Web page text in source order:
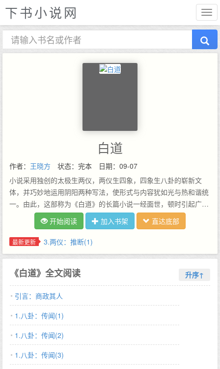
下书小说网
白道
作者： 王晓方 状态：完本
日期：09-07
小说采用独创的太极生两仪，两仪生四象，四象生八卦的崭新文
体，并巧妙地运用阴阳两种写法，使形式与内容犹如光与热和谐统
一。由此，这部称为《白道》的长篇小说一经面世，顿时引起广泛
关注，许多人都在书中找到了自己的影子。曾经叱咤仕途的作家郑
商更是惊骇地发现，小说中主人公的原型就是他自己。而他对作者
何许人竟然一无所知，这极大地诱发了他一探究竟的好奇心。为了
开始阅读 加入书架 直达底部
最新更新 3.两仪：推断(1)
《白道》全文阅读 升序↑
引言：商政其人
1.八卦：传闻(1)
1.八卦：传闻(2)
1.八卦：传闻(3)